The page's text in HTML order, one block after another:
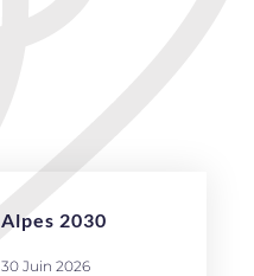
Alpes 2030
30 Juin 2026